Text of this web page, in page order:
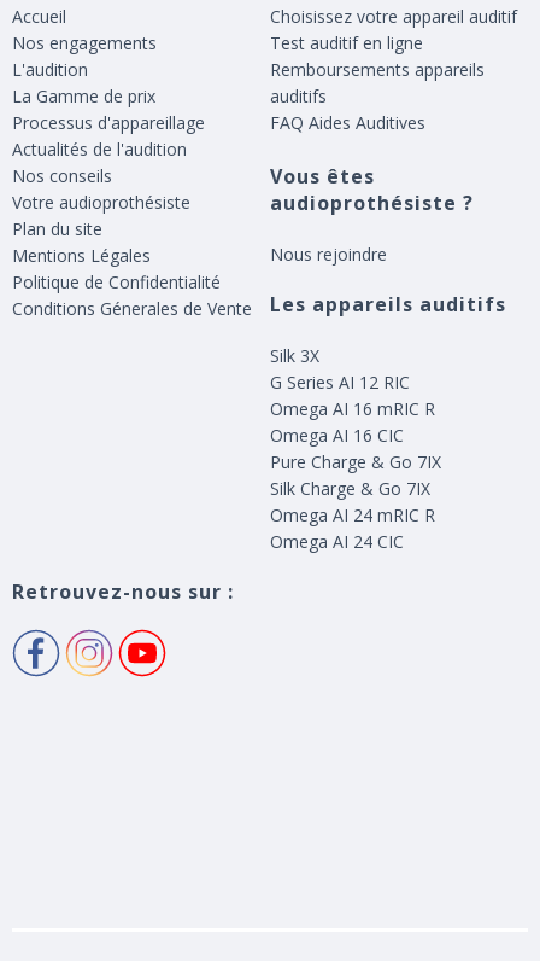
Accueil
Nos engagements
L'audition
La Gamme de prix
Processus d'appareillage
Actualités de l'audition
Nos conseils
Votre audioprothésiste
Plan du site
Mentions Légales
Politique de Confidentialité
Conditions Génerales de Vente
Choisissez votre appareil auditif
Test auditif en ligne
Remboursements appareils
auditifs
FAQ Aides Auditives
Vous êtes
audioprothésiste ?
Nous rejoindre
Les appareils auditifs
Silk 3X
G Series AI 12 RIC
Omega AI 16 mRIC R
Omega AI 16 CIC
Pure Charge & Go 7IX
Silk Charge & Go 7IX
Omega AI 24 mRIC R
Omega AI 24 CIC
Retrouvez-nous sur :